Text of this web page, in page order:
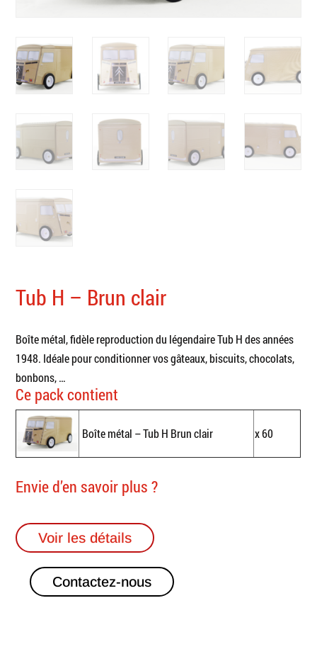
Tub H – Brun clair
Boîte métal, fidèle reproduction du légendaire Tub H des années
1948. Idéale pour conditionner vos gâteaux, biscuits, chocolats,
bonbons, …
Ce pack contient
Boîte métal – Tub H Brun clair x 60
Envie d’en savoir plus ?
Voir les détails
Contactez-nous